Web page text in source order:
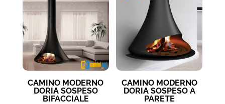
a
€10.400
CAMINO MODERNO
DORIA SOSPESO
BIFACCIALE
CAMINO MODERNO
DORIA SOSPESO A
PARETE